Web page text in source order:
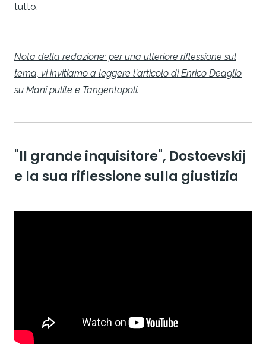
tutto.
Nota della redazione: per una ulteriore riflessione sul
tema, vi invitiamo a leggere l'articolo di Enrico Deaglio
su Mani pulite e Tangentopoli.
"Il grande inquisitore", Dostoevskij
e la sua riflessione sulla giustizia